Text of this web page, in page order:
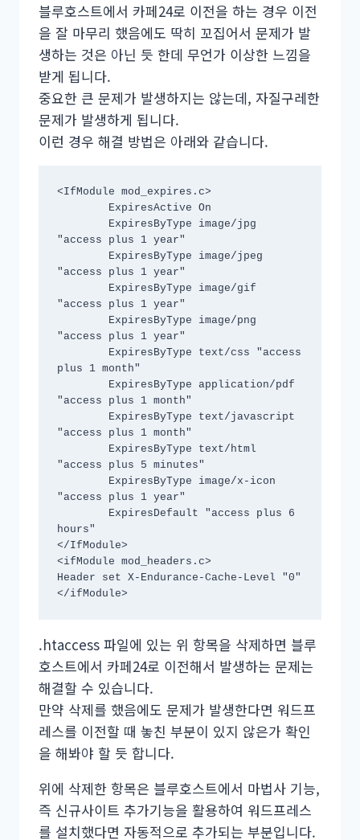
블루호스트에서 카페24로 이전을 하는 경우 이전
을 잘 마무리 했음에도 딱히 꼬집어서 문제가 발
생하는 것은 아닌 듯 한데 무언가 이상한 느낌을
받게 됩니다.
중요한 큰 문제가 발생하지는 않는데, 자질구레한
문제가 발생하게 됩니다.
이런 경우 해결 방법은 아래와 같습니다.
<IfModule mod_expires.c>
"access plus 1 year"
"access plus 1 year"
"access plus 1 year"
"access plus 1 year"
plus 1 month"
"access plus 1 month"
"access plus 1 month"
"access plus 5 minutes"
"access plus 1 year"
hours"
</IfModule>
<ifModule mod_headers.c>
Header set X-Endurance-Cache-Level "0"
</ifModule>
.htaccess 파일에 있는 위 항목을 삭제하면 블루
호스트에서 카페24로 이전해서 발생하는 문제는
해결할 수 있습니다.
만약 삭제를 했음에도 문제가 발생한다면 워드프
레스를 이전할 때 놓친 부분이 있지 않은가 확인
을 해봐야 할 듯 합니다.
위에 삭제한 항목은 블루호스트에서 마법사 기능,
즉 신규사이트 추가기능을 활용하여 워드프레스
를 설치했다면 자동적으로 추가되는 부분입니다.